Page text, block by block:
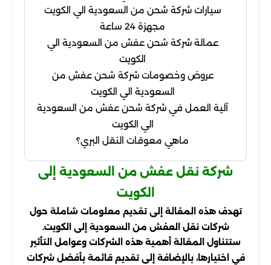
سيارات شركة شحن من السعودية الي الكويت
مجهزة 24 ساعة
عمالة شركة شحن عفش من السعودية الي
الكويت
عروض وخصومات شركة شحن عفش من
السعودية الي الكويت
آلية العمل في شركة شحن عفش من السعودية
الي الكويت
ماهي معوقات النقل البري؟
شركة نقل عفش من السعودية إلى
الكويت
تهدف هذه المقالة إلى تقديم معلومات شاملة حول
شركات نقل العفش من السعودية إلى الكويت.
ستتناول المقالة أهمية هذه الشركات وعوامل التأثير
في اختيارها، بالإضافة إلى تقديم قائمة بأفضل شركات